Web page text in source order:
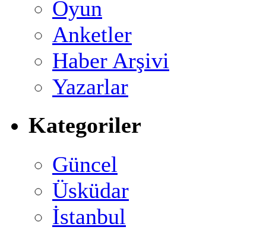
Oyun
Anketler
Haber Arşivi
Yazarlar
Kategoriler
Güncel
Üsküdar
İstanbul